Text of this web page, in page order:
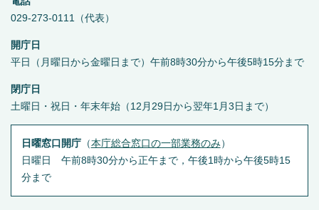
029-273-0111（代表）
開庁日
平日（月曜日から金曜日まで）午前8時30分から午後5時15分まで
閉庁日
土曜日・祝日・年末年始（12月29日から翌年1月3日まで）
日曜窓口開庁（本庁総合窓口の一部業務のみ ）
日曜日 午前8時30分から正午まで，午後1時から午後5時15
分まで